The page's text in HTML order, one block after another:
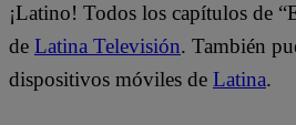
¡Latino! Todos los capítulos de
de Latina Televisión. También
dispositivos móviles de Latina.